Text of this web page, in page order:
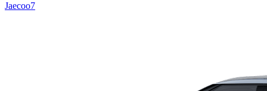
Jaecoo7